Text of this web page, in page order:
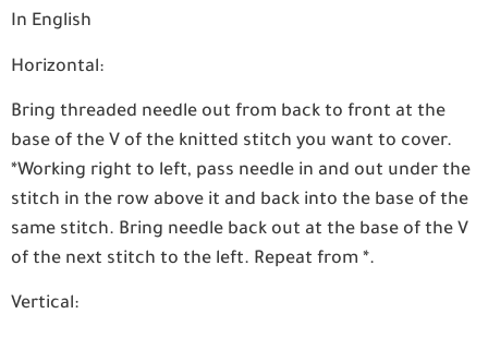
In English
Horizontal:
Bring threaded needle out from back to front at the
base of the V of the knitted stitch you want to cover.
*Working right to left, pass needle in and out under the
stitch in the row above it and back into the base of the
same stitch. Bring needle back out at the base of the V
of the next stitch to the left. Repeat from *.
Vertical: